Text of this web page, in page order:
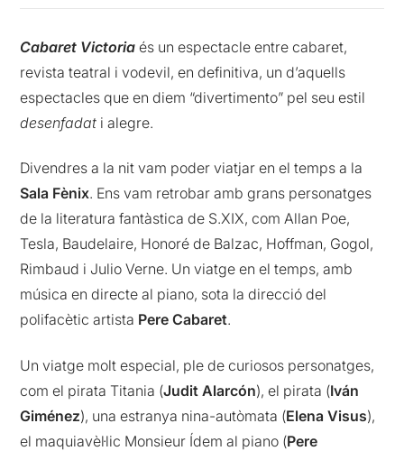
Cabaret Victoria és un espectacle entre cabaret,
revista teatral i vodevil, en definitiva, un d’aquells
espectacles que en diem “divertimento” pel seu estil
desenfadat i alegre.
Divendres a la nit vam poder viatjar en el temps a la
Sala Fènix. Ens vam retrobar amb grans personatges
de la literatura fantàstica de S.XIX, com Allan Poe,
Tesla, Baudelaire, Honoré de Balzac, Hoffman, Gogol,
Rimbaud i Julio Verne. Un viatge en el temps, amb
música en directe al piano, sota la direcció del
polifacètic artista Pere Cabaret.
Un viatge molt especial, ple de curiosos personatges,
com el pirata Titania (Judit Alarcón), el pirata (Iván
Giménez), una estranya nina-autòmata (Elena Visus),
el maquiavèl·lic Monsieur Ídem al piano (Pere